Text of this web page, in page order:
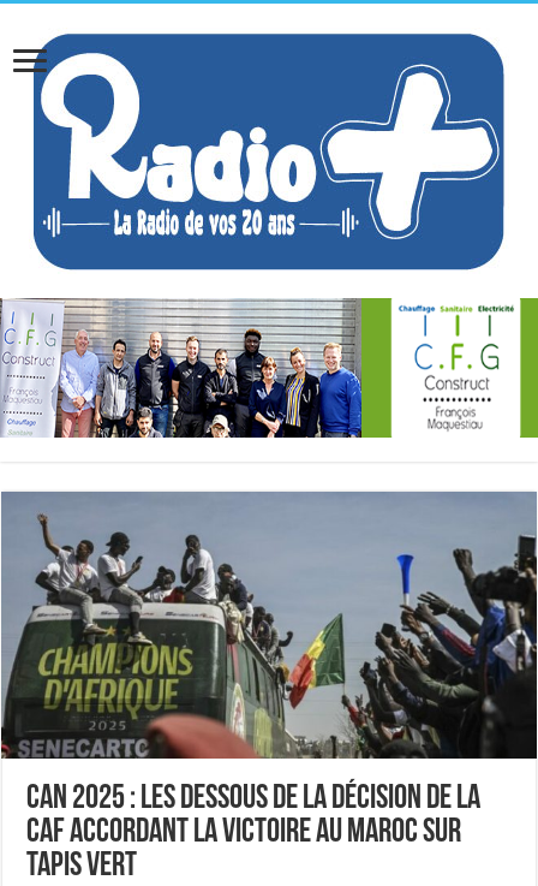
CAN 2025 : les dessous de la décision de la
CAF accordant la victoire au Maroc sur
tapis vert